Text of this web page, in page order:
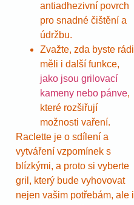
antiadhezivní povrch
pro snadné čištění a
údržbu.
Zvažte, zda byste rádi
měli i další funkce,
jako jsou grilovací
kameny nebo pánve,
které rozšiřují
možnosti vaření.
Raclette je o sdílení a
vytváření vzpomínek s
blízkými, a proto si vyberte
gril, který bude vyhovovat
nejen vašim potřebám, ale i